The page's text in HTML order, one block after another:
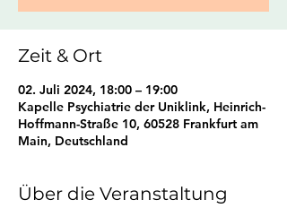
Zeit & Ort
02. Juli 2024, 18:00 – 19:00
Kapelle Psychiatrie der Uniklink, Heinrich-
Hoffmann-Straße 10, 60528 Frankfurt am
Main, Deutschland
Über die Veranstaltung